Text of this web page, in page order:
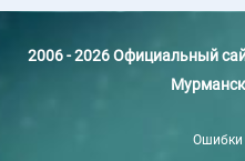
2006 - 2026 Официальный
Ошибки